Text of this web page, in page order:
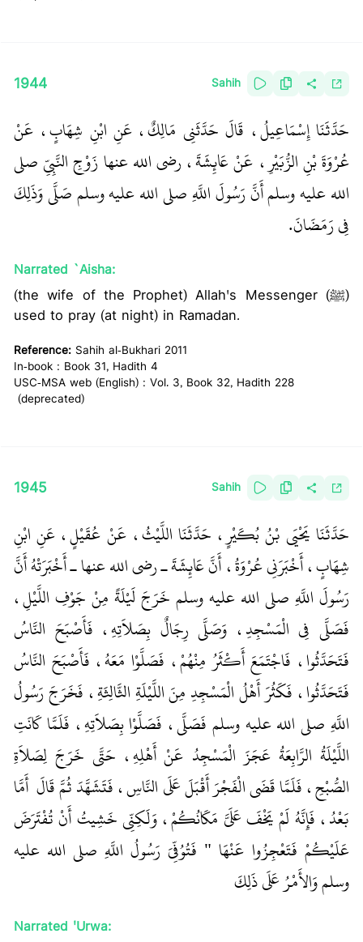
1944 Sahih
حَدَّثَنَا إِسْمَاعِيلُ، قَالَ حَدَّثَنِي مَالِكٌ، عَنِ ابْنِ شِهَابٍ، عَنْ
عُرْوَةَ بْنِ الزُّبَيْرِ، عَنْ عَائِشَةَ، رضى الله عنها زَوْجِ النَّبِيِّ صلى
الله عليه وسلم أَنَّ رَسُولَ اللَّهِ صلى الله عليه وسلم صَلَّى وَذَلِكَ
فِي رَمَضَانَ‏.‏
Narrated `Aisha:
(the wife of the Prophet) Allah's Messenger (ﷺ)
used to pray (at night) in Ramadan.
Reference: Sahih al-Bukhari 2011
In-book : Book 31, Hadith 4
USC-MSA web (English) : Vol. 3, Book 32, Hadith 228
(deprecated)
1945 Sahih
حَدَّثَنَا يَحْيَى بْنُ بُكَيْرٍ، حَدَّثَنَا اللَّيْثُ، عَنْ عُقَيْلٍ، عَنِ ابْنِ
شِهَابٍ، أَخْبَرَنِي عُرْوَةُ، أَنَّ عَائِشَةَ ـ رضى الله عنها ـ أَخْبَرَتْهُ أَنَّ
رَسُولَ اللَّهِ صلى الله عليه وسلم خَرَجَ لَيْلَةً مِنْ جَوْفِ اللَّيْلِ،
فَصَلَّى فِي الْمَسْجِدِ، وَصَلَّى رِجَالٌ بِصَلاَتِهِ، فَأَصْبَحَ النَّاسُ
فَتَحَدَّثُوا، فَاجْتَمَعَ أَكْثَرُ مِنْهُمْ، فَصَلَّوْا مَعَهُ، فَأَصْبَحَ النَّاسُ
فَتَحَدَّثُوا، فَكَثُرَ أَهْلُ الْمَسْجِدِ مِنَ اللَّيْلَةِ الثَّالِثَةِ، فَخَرَجَ رَسُولُ
اللَّهِ صلى الله عليه وسلم فَصَلَّى، فَصَلَّوْا بِصَلاَتِهِ، فَلَمَّا كَانَتِ
اللَّيْلَةُ الرَّابِعَةُ عَجَزَ الْمَسْجِدُ عَنْ أَهْلِهِ، حَتَّى خَرَجَ لِصَلاَةِ
الصُّبْحِ، فَلَمَّا قَضَى الْفَجْرَ أَقْبَلَ عَلَى النَّاسِ، فَتَشَهَّدَ ثُمَّ قَالَ ‏ ‏ أَمَّا
بَعْدُ، فَإِنَّهُ لَمْ يَخْفَ عَلَىَّ مَكَانُكُمْ، وَلَكِنِّي خَشِيتُ أَنْ تُفْتَرَضَ
عَلَيْكُمْ فَتَعْجِزُوا عَنْهَا ‏" ‏‏‏ فَتُوُفِّيَ رَسُولُ اللَّهِ صلى الله عليه
وسلم وَالأَمْرُ عَلَى ذَلِكَ
Narrated 'Urwa: